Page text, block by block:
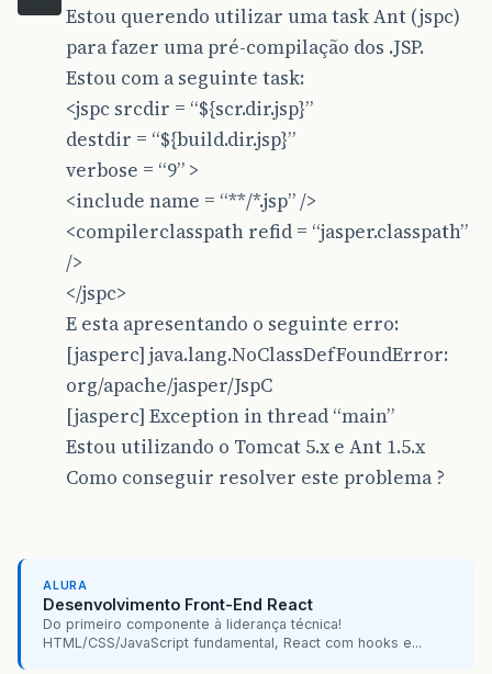
Estou querendo utilizar uma task Ant (jspc)
para fazer uma pré-compilação dos .JSP.
Estou com a seguinte task:
<jspc srcdir = “${scr.dir.jsp}”
destdir = “${build.dir.jsp}”
verbose = “9” >
<include name = “**/*.jsp” />
<compilerclasspath refid = “jasper.classpath”
/>
</jspc>
E esta apresentando o seguinte erro:
[jasperc] java.lang.NoClassDefFoundError:
org/apache/jasper/JspC
[jasperc] Exception in thread “main”
Estou utilizando o Tomcat 5.x e Ant 1.5.x
Como conseguir resolver este problema ?
ALURA
Desenvolvimento Front-End React
Do primeiro componente à liderança técnica!
HTML/CSS/JavaScript fundamental, React com hooks e...